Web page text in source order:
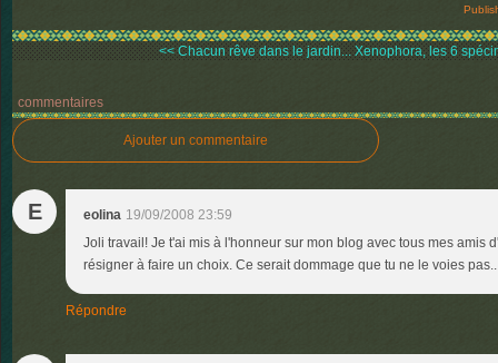
<< Chacun rêve dans le jardin... Xenophora, les 6
commentaires
Ajouter un commentaire
E eolina 19/09/2008 23:59
Joli travail! Je t'ai mis à l'honneur sur mon blog avec tous mes amis
résigner à faire un choix. Ce serait dommage que tu ne le voies
Répondre